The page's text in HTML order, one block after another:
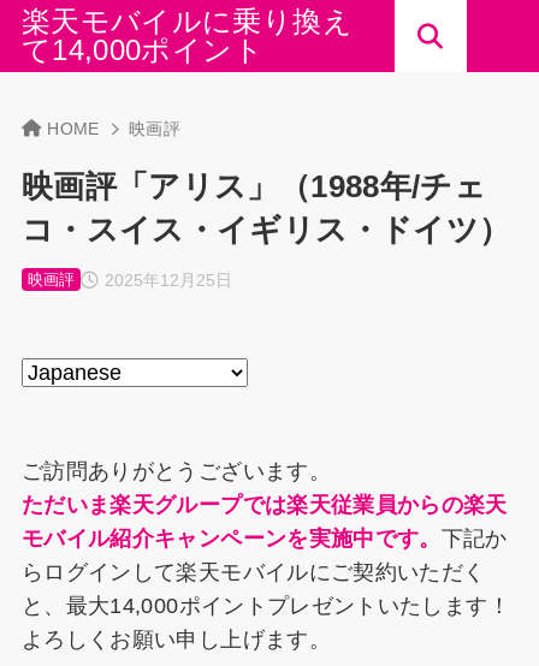
楽天モバイルに乗り換え
て14,000ポイント
HOME 映画評
映画評「アリス」（1988年/チェ
コ・スイス・イギリス・ドイツ）
2025年12月25日
映画評
ご訪問ありがとうございます。
ただいま楽天グループでは楽天従業員からの楽天
モバイル紹介キャンペーンを実施中です。 下記か
らログインして楽天モバイルにご契約いただく
と、最大14,000ポイントプレゼントいたします！
よろしくお願い申し上げます。